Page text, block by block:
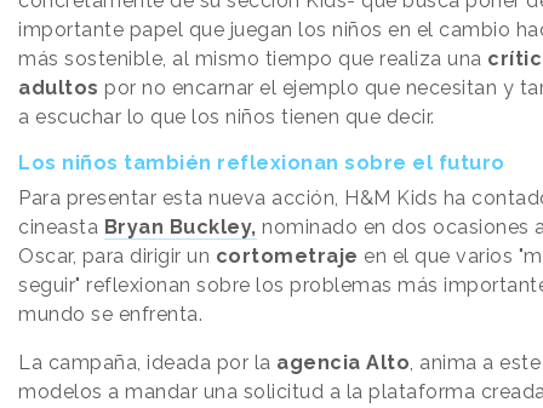
importante papel que juegan los niños en el cambio
más sostenible, al mismo tiempo que realiza una
adultos por no encarnar el ejemplo que necesitan y
a escuchar lo que los niños tienen que decir.
Los niños también reflexionan sobre el futuro
Para presentar esta nueva acción, H&M Kids ha
cineasta Bryan Buckley, nominado en dos ocasiones
Oscar, para dirigir un cortometraje en el que varios
seguir" reflexionan sobre los problemas más
mundo se enfrenta.
La campaña, ideada por la agencia Alto, anima a
modelos a mandar una solicitud a la plataforma